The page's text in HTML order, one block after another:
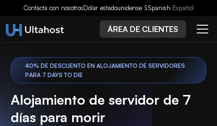
Contacta con nosotrosDólar estadounidense $Spanish Español
ÁREA DE CLIENTES
40% DE DESCUENTO EN ALOJAMIENTO DE SERVIDORES
PARA 7 DAYS TO DIE
Alojamiento de servidor de 7
días para morir